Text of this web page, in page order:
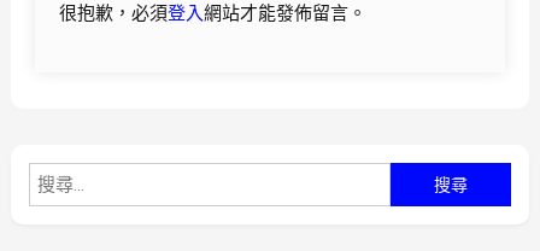
很抱歉，必須登入網站才能發佈留言。
尋